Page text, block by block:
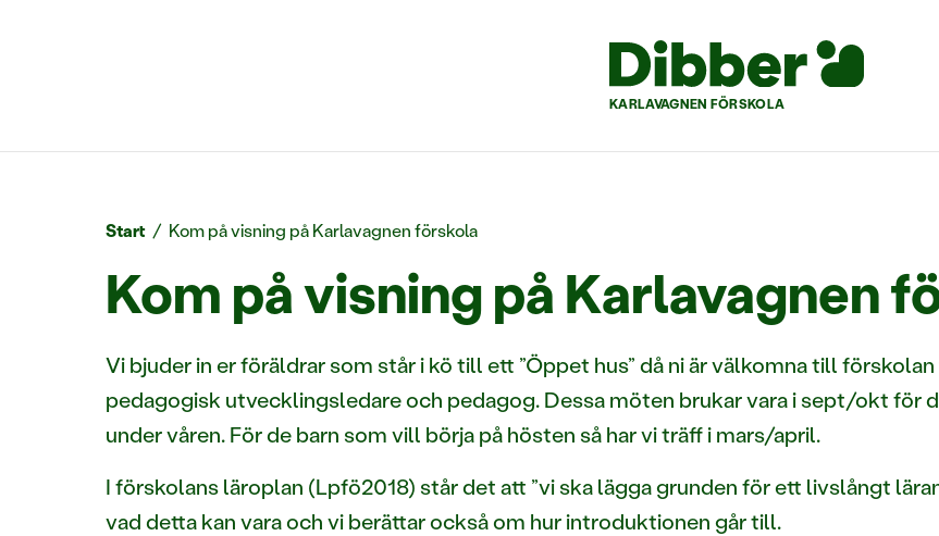
KARLAVAGNEN FÖRSKOLA
Start / Kom på visning på Karlavagnen förskola
Kom på visning på Karlavagnen
Vi bjuder in er föräldrar som står i kö till ett ”Öppet hus” då ni är välkomna till
pedagogisk utvecklingsledare och pedagog. Dessa möten brukar vara i sept/okt för
under våren. För de barn som vill börja på hösten så har vi träff i mars/april.
I förskolans läroplan (Lpfö2018) står det att ”vi ska lägga grunden för ett livslångt
vad detta kan vara och vi berättar också om hur introduktionen går till.